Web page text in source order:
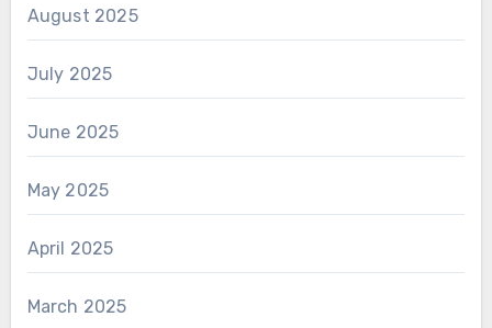
August 2025
July 2025
June 2025
May 2025
April 2025
March 2025